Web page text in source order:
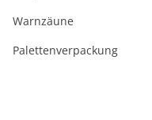
Warnzäune
Palettenverpackung